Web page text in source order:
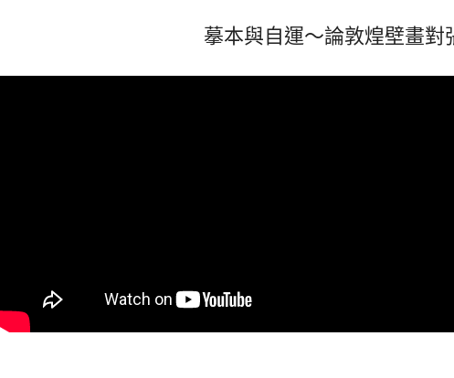
摹本與自運～論敦煌壁畫